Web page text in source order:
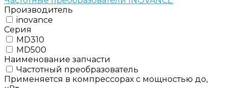
Производитель
inovance
Серия
MD310
MD500
Наименование запчасти
Частотный преобразователь
Применяется в компрессорах с мощностью до,